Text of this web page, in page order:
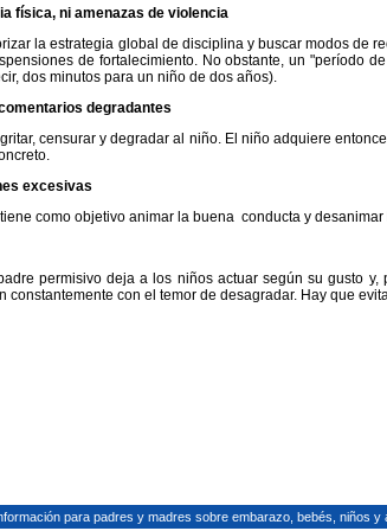
física, ni amenazas de violencia
la estrategia global de disciplina y buscar modos de
de fortalecimiento. No obstante, un "período
dos minutos para un niño de dos años).
degradantes
censurar y degradar al niño. El niño adquiere
excesivas
como objetivo animar la buena conducta y
permisivo deja a los niños actuar según su gusto
con el temor de desagradar. Hay que
para padres y madres sobre embarazo, bebés, niños y